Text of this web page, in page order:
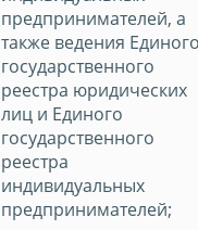
предпринимателей, а
также ведения
государственного
реестра юридических
лиц и Единого
государственного
реестра
индивидуальных
предпринимателей;